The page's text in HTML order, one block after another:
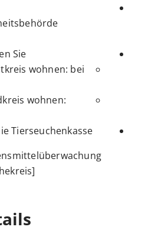
Sie,
wohnen: bei
wohnen:
Tierseuchenkasse